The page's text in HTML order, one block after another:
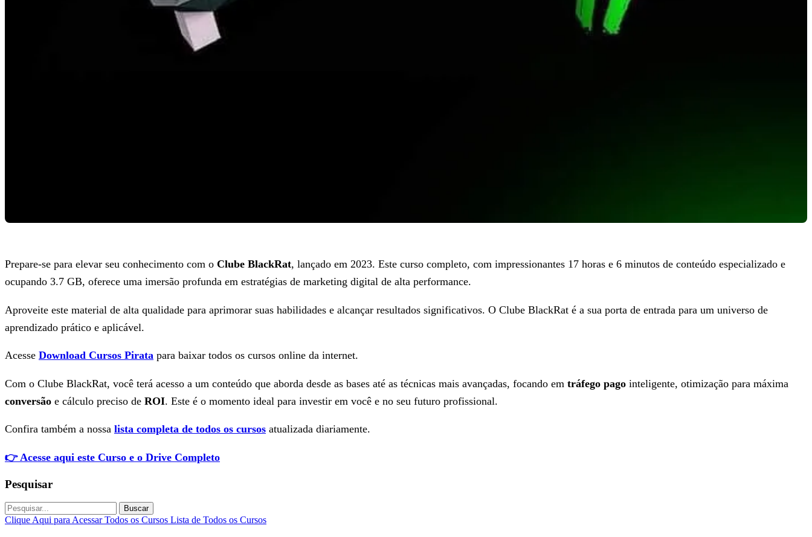
Prepare-se para elevar seu conhecimento com o Clube BlackRat, lançado em 2023. Este curso completo, com impressionantes 17 horas e 6 minutos de conteúdo especializado e
ocupando 3.7 GB, oferece uma imersão profunda em estratégias de marketing digital de alta performance.
Aproveite este material de alta qualidade para aprimorar suas habilidades e alcançar resultados significativos. O Clube BlackRat é a sua porta de entrada para um universo de
aprendizado prático e aplicável.
Acesse Download Cursos Pirata para baixar todos os cursos online da internet.
Com o Clube BlackRat, você terá acesso a um conteúdo que aborda desde as bases até as técnicas mais avançadas, focando em tráfego pago inteligente, otimização para máxima
conversão e cálculo preciso de ROI. Este é o momento ideal para investir em você e no seu futuro profissional.
Confira também a nossa lista completa de todos os cursos atualizada diariamente.
👉 Acesse aqui este Curso e o Drive Completo
Pesquisar
Buscar
Clique Aqui para Acessar Todos os Cursos Lista de Todos os Cursos